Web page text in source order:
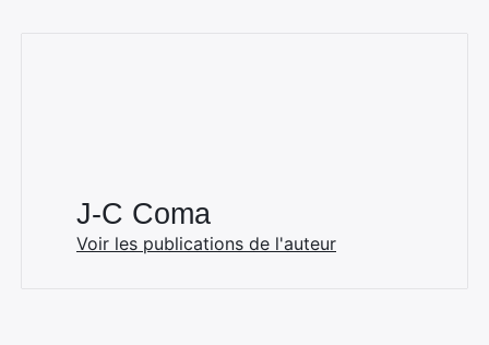
J-C Coma
Voir les publications de l'auteur